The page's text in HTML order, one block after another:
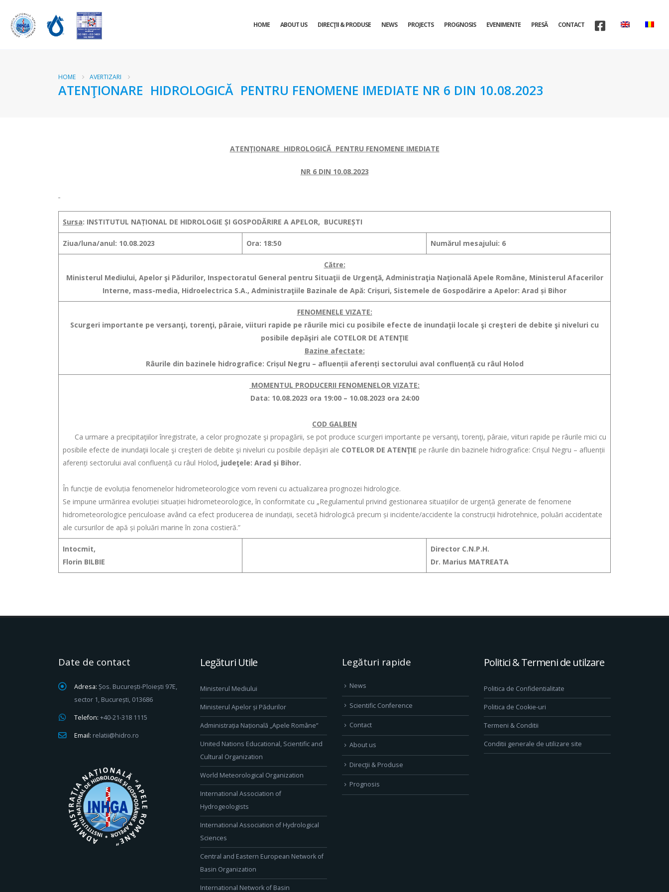
HOME ABOUT US DIRECŢII & PRODUSE NEWS PROJECTS PROGNOSIS EVENIMENTE PRESĂ CONTACT
HOME AVERTIZARI
ATENŢIONARE HIDROLOGICĂ PENTRU FENOMENE IMEDIATE NR 6 DIN 10.08.2023
ATENŢIONARE HIDROLOGICĂ PENTRU FENOMENE IMEDIATE
NR 6 DIN 10.08.2023
Sursa: INSTITUTUL NAȚIONAL DE HIDROLOGIE ȘI GOSPODĂRIRE A APELOR, BUCUREȘTI
Ziua/luna/anul: 10.08.2023 Ora: 18:50 Numărul mesajului: 6
Către:
Ministerul Mediului, Apelor şi Pădurilor, Inspectoratul General pentru Situaţii de Urgenţă, Administraţia Naţională Apele Române, Ministerul Afacerilor
Interne, mass-media, Hidroelectrica S.A., Administraţiile Bazinale de Apă: Crișuri, Sistemele de Gospodărire a Apelor: Arad și Bihor
FENOMENELE VIZATE:
Scurgeri importante pe versanţi, torenţi, pâraie, viituri rapide pe râurile mici cu posibile efecte de inundaţii locale şi creşteri de debite şi niveluri cu
posibile depăşiri ale COTELOR DE ATENŢIE
Bazine afectate:
Râurile din bazinele hidrografice: Crișul Negru – afluenții aferenți sectorului aval confluență cu râul Holod
MOMENTUL PRODUCERII FENOMENELOR VIZATE:
Data: 10.08.2023 ora 19:00 – 10.08.2023 ora 24:00
COD GALBEN
Ca urmare a precipitaţiilor înregistrate, a celor prognozate şi propagării, se pot produce scurgeri importante pe versanţi, torenţi, pâraie, viituri rapide pe râurile mici cu
posibile efecte de inundaţii locale şi creşteri de debite şi niveluri cu posibile depăşiri ale COTELOR DE ATENŢIE pe râurile din bazinele hidrografice: Crișul Negru – afluenții
aferenți sectorului aval confluență cu râul Holod, judeţele: Arad și Bihor.
În funcție de evoluția fenomenelor hidrometeorologice vom reveni cu actualizarea prognozei hidrologice.
Se impune urmărirea evoluției situației hidrometeorologice, în conformitate cu „Regulamentul privind gestionarea situațiilor de urgență generate de fenomene
hidrometeorologice periculoase având ca efect producerea de inundații, secetă hidrologică precum și incidente/accidente la construcții hidrotehnice, poluări accidentate
ale cursurilor de apă și poluări marine în zona costieră.”
Intocmit,
Florin BILBIE
Director C.N.P.H.
Dr. Marius MATREATA
Date de contact
Adresa: Șos. București-Ploiești 97E,
sector 1, București, 013686
Telefon: +40-21-318 1115
Email: relatii@hidro.ro
Legături Utile
Ministerul Mediului
Ministerul Apelor și Pădurilor
Administrația Națională „Apele Române”
United Nations Educational, Scientific and
Cultural Organization
World Meteorological Organization
International Association of
Hydrogeologists
International Association of Hydrological
Sciences
Central and Eastern European Network of
Basin Organization
International Network of Basin
Legături rapide
News
Scientific Conference
Contact
About us
Direcţii & Produse
Prognosis
Politici & Termeni de utilzare
Politica de Confidentialitate
Politica de Cookie-uri
Termeni & Conditii
Conditii generale de utilizare site